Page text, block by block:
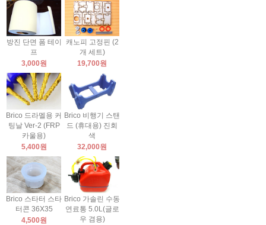
방진 단면 폼 테이
프
3,000원
캐노피 고정핀 (2
개 세트)
19,700원
Brico 드라멜용 커
팅날 Ver-2 (FRP
카울용)
5,400원
Brico 비행기 스탠
드 (휴대용) 진회
색
32,000원
Brico 스타터 스타
터콘 36X35
4,500원
Brico 가솔린 수동
연료통 5.0L(글로
우 겸용)